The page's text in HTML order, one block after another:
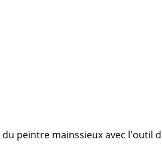
peintre mainssieux avec